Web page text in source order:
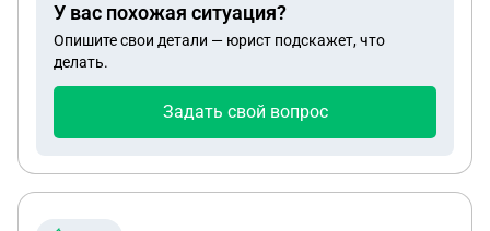
того как его освободят.
У вас похожая ситуация?
Опишите свои детали — юрист подскажет, что
делать.
Задать свой вопрос